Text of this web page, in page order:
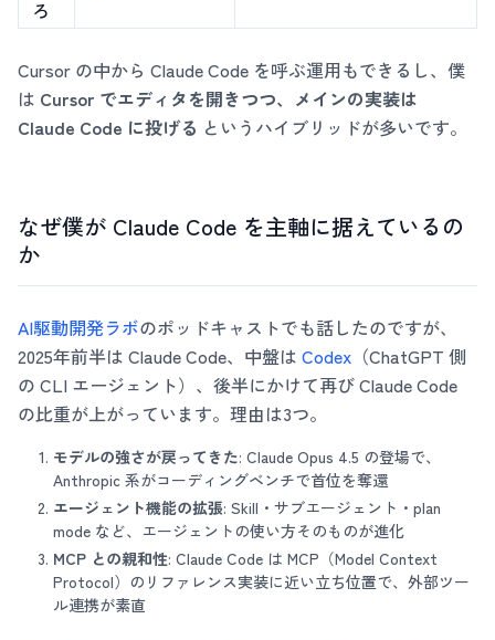
ろ
Cursor の中から Claude Code を呼ぶ運用もできるし、僕
は Cursor でエディタを開きつつ、メインの実装は
Claude Code に投げる というハイブリッドが多いです。
なぜ僕が Claude Code を主軸に据えているの
か
AI駆動開発ラボのポッドキャストでも話したのですが、
2025年前半は Claude Code、中盤は Codex （ChatGPT 側
の CLI エージェント）、後半にかけて再び Claude Code
の比重が上がっています。理由は3つ。
モデルの強さが戻ってきた: Claude Opus 4.5 の登場で、
Anthropic 系がコーディングベンチで首位を奪還
エージェント機能の拡張: Skill・サブエージェント・plan
mode など、エージェントの使い方そのものが進化
MCP との親和性: Claude Code は MCP（Model Context
Protocol）のリファレンス実装に近い立ち位置で、外部ツー
ル連携が素直